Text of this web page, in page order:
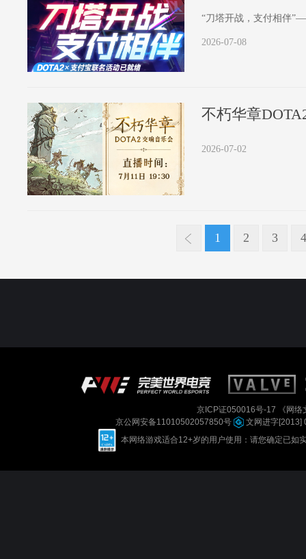
“刀塔开战，支付相伴
2026-07-08
不朽华章
2026-07-02
1 2 3 4
京ICP证050016号-17
《网
京公网安备11010502057850号
文网进字[2013]
本网络游戏适合12+岁的用户使用：请您确定已如